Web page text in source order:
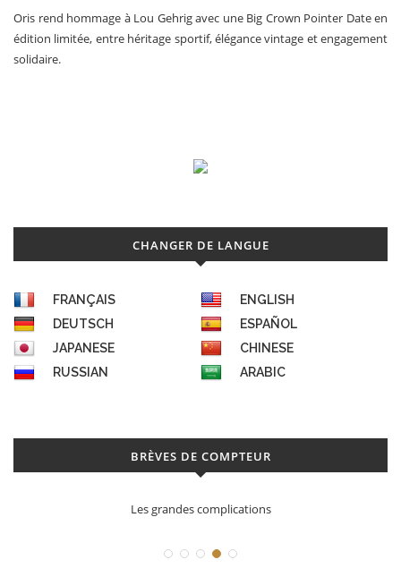
Oris rend hommage à Lou Gehrig avec une Big Crown Pointer Date en
édition limitée, entre héritage sportif, élégance vintage et engagement
solidaire.
CHANGER DE LANGUE
FRANÇAIS
ENGLISH
DEUTSCH
ESPAÑOL
JAPANESE
CHINESE
RUSSIAN
ARABIC
BRÈVES DE COMPTEUR
Les grandes complications